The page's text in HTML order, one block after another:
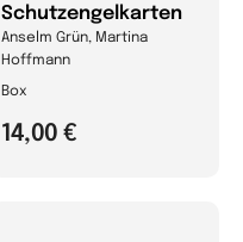
Schutzengelkarten
Anselm Grün, Martina
Hoffmann
Box
14,00 €